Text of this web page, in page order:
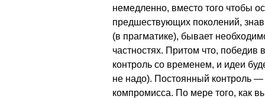
немедленно, вместо того чтобы
предшествующих поколений,
(в прагматике), бывает
частностях. Притом что, победив
контроль со временем, и идеи
не надо). Постоянный контроль
компромисса. По мере того, как